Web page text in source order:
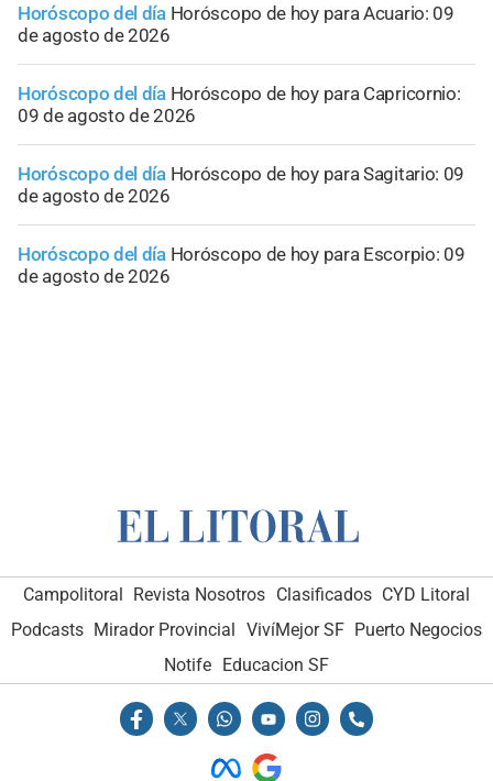
Horóscopo del día Horóscopo de hoy para Acuario: 09
de agosto de 2026
Horóscopo del día Horóscopo de hoy para Capricornio:
09 de agosto de 2026
Horóscopo del día Horóscopo de hoy para Sagitario: 09
de agosto de 2026
Horóscopo del día Horóscopo de hoy para Escorpio: 09
de agosto de 2026
Campolitoral Revista Nosotros Clasificados CYD Litoral
Podcasts Mirador Provincial VivíMejor SF Puerto Negocios
Notife
Educacion SF